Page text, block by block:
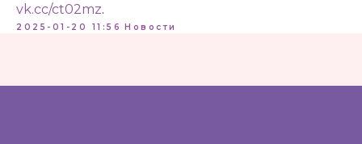
vk.cc/ct02mz.
2025-01-20 11:56 Новости
Политика конфиденциальности
Доступная среда